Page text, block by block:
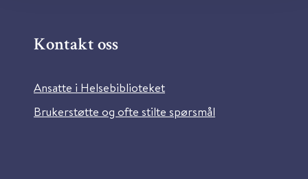
Kontakt oss
Ansatte i Helsebiblioteket
Brukerstøtte og ofte stilte spørsmål